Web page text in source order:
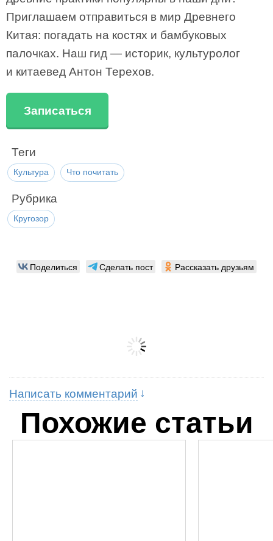
Приглашаем отправиться в мир Древнего
Китая: погадать на костях и бамбуковых
палочках. Наш гид — историк, культуролог
и китаевед Антон Терехов.
Записаться
Теги
Культура Что почитать
Рубрика
Кругозор
Поделиться Сделать пост Рассказать друзьям
Написать комментарий
Похожие статьи